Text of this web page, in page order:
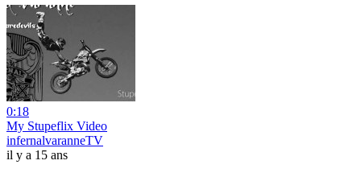
0:18
My Stupeflix Video
infernalvaranneTV
il y a 15 ans